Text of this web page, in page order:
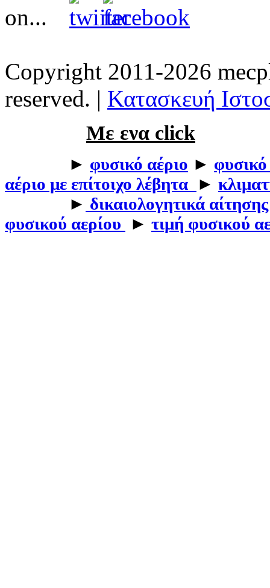
Copyright 2011-2026
reserved. | Κατασκευή
Με ενα click
► φυσικό αέριο ►
αέριο με επίτοιχο λέβητα ►
► δικαιολογητικά
φυσικού αερίου
► τιμή φυσικού